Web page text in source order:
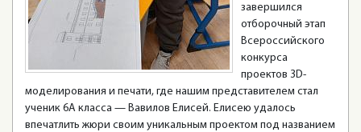
завершился
отборочный этап
Всероссийского
конкурса
проектов 3D-
моделирования и печати, где нашим представителем стал
ученик 6А класса — Вавилов Елисей. Елисею удалось
впечатлить жюри своим уникальным проектом под названием